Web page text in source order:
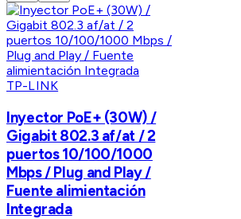
TP-LINK
Inyector PoE+ (30W) /
Gigabit 802.3 af/at / 2
puertos 10/100/1000
Mbps / Plug and Play /
Fuente alimientación
Integrada